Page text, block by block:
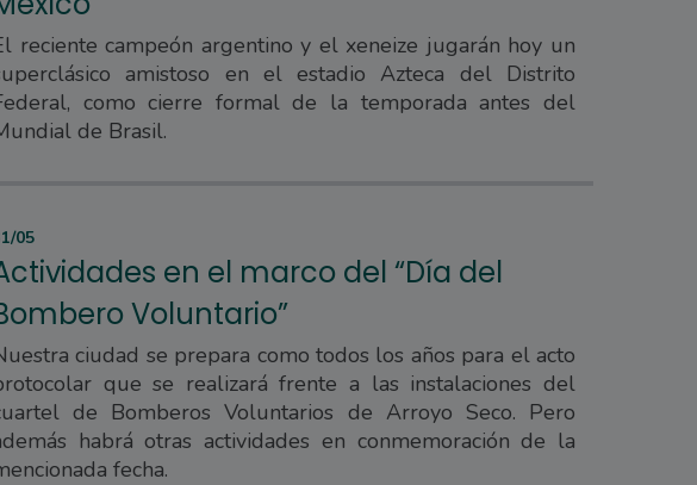
reciente campeón argentino y el xeneize jugarán hoy un
amistoso en el estadio Azteca del Distrito
como cierre formal de la temporada antes del
de Brasil.
05
en el marco del “Día del
Voluntario”
ciudad se prepara como todos los años para el acto
que se realizará frente a las instalaciones del
de Bomberos Voluntarios de Arroyo Seco. Pero
habrá otras actividades en conmemoración de la
fecha.